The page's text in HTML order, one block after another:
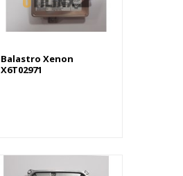
Balastro Xenon
X6T02971